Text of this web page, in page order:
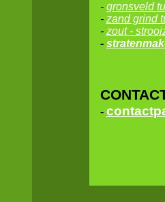
- gronsveld
- zand grind
- zout -
-
-